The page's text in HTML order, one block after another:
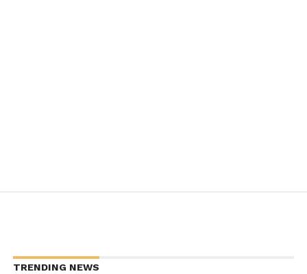
TRENDING NEWS